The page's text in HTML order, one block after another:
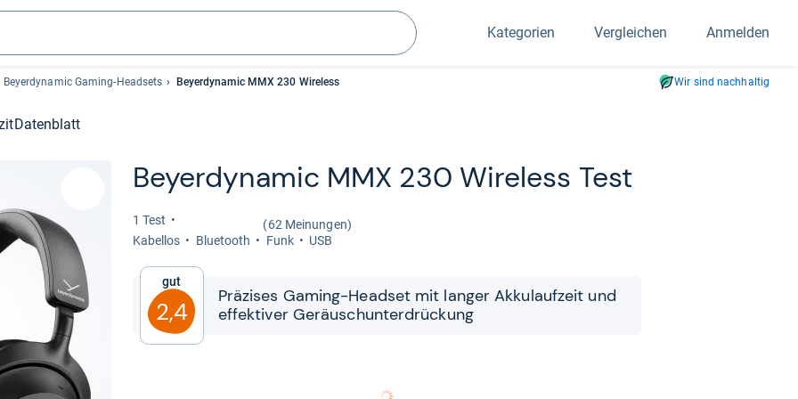
Suchen
Kategorien Vergleichen Anmelden
Beyerdynamic Gaming-Headsets Beyerdynamic MMX 230 Wireless Wir sind nachhaltig
Datenblatt
Beyerdy­na­mic MMX 230 Wire­less Test
1 Test
(62 Meinungen)
Kabel­los
Blue­tooth Funk USB
Gut
2,4
Prä­zi­ses Gaming-​​Head­set mit lan­ger Akku­lauf­zeit und
effek­ti­ver Geräusch­un­ter­drückung